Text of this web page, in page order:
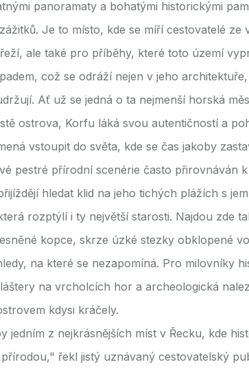
panoramaty a bohatými historickými
Je to místo, kde se míří cestovatelé
ale také pro příběhy, které toto území
což se odráží nejen v jeho
Ať už se jedná o ta nejmenší horská
ostrova, Korfu láká svou autentičností a
vstoupit do světa, kde se čas jakoby
pestré přírodní scenérie často přirovnáván
hledat klid na jeho tichých plážích s
rozptýlí i ty největší starosti. Najdou zde
kopce, skrze úzké stezky obklopené
na které se nezapomíná. Pro milovníky
na vrcholcích hor a archeologická
kdysi kráčely.
jedním z nejkrásnějších míst v Řecku, kde
řekl jistý uznávaný cestovatelský